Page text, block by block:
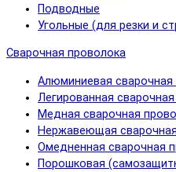
Подводные
Угольные (для резки и
Сварочная проволока
Алюминиевая сварочная
Легированная
Медная сварочная
Нержавеющая
Омедненная сварочная
Порошковая